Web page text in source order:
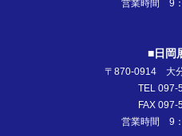
営業時間 9
■日岡
〒870-0914 大
TEL 097-
FAX
営業時間 9